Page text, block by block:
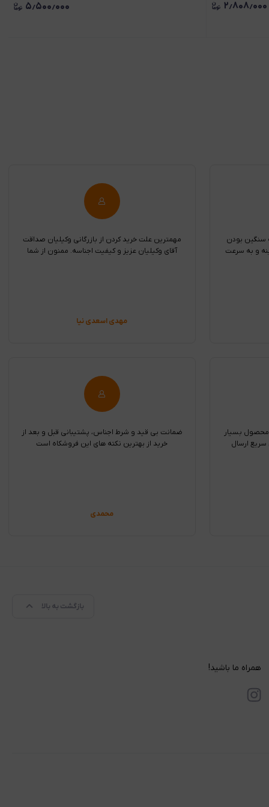
۲٫۸۰۸٫۰۰۰ ۵٫۵۰۰٫۰۰۰
سنگین بودن
و به سرعت
مهمترین علت خرید کردن از بازرگانی وکیلیان صداقت
آقای وکیلیان عزیز و کیفیت اجناسه. ممنون از شما
مهدی اسعدی نیا
بسیار
ارسال
ضمانت بی قید و شرط اجناس، پشتیبانی قبل و بعد از
خرید از بهترین نکته های این فروشکاه است
محمدی
بازگشت به بالا
همراه ما باشید!